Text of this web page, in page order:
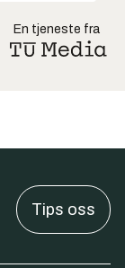
En tjeneste fra
Tips oss